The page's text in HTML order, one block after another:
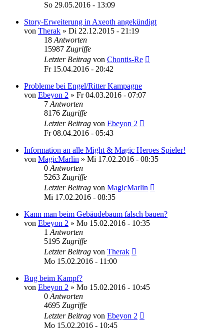
So 29.05.2016 - 13:09
Story-Erweiterung in Axeoth angekündigt
von Therak » Di 22.12.2015 - 21:19
18 Antworten
15987 Zugriffe
Letzter Beitrag von Chontis-Re
Fr 15.04.2016 - 20:42
Probleme bei Engel/Ritter Kampagne
von Ebeyon 2 » Fr 04.03.2016 - 07:07
7 Antworten
8176 Zugriffe
Letzter Beitrag von Ebeyon 2
Fr 08.04.2016 - 05:43
Information an alle Might & Magic Heroes Spieler!
von MagicMarlin » Mi 17.02.2016 - 08:35
0 Antworten
5263 Zugriffe
Letzter Beitrag von MagicMarlin
Mi 17.02.2016 - 08:35
Kann man beim Gebäudebaum falsch bauen?
von Ebeyon 2 » Mo 15.02.2016 - 10:35
1 Antworten
5195 Zugriffe
Letzter Beitrag von Therak
Mo 15.02.2016 - 11:00
Bug beim Kampf?
von Ebeyon 2 » Mo 15.02.2016 - 10:45
0 Antworten
4695 Zugriffe
Letzter Beitrag von Ebeyon 2
Mo 15.02.2016 - 10:45